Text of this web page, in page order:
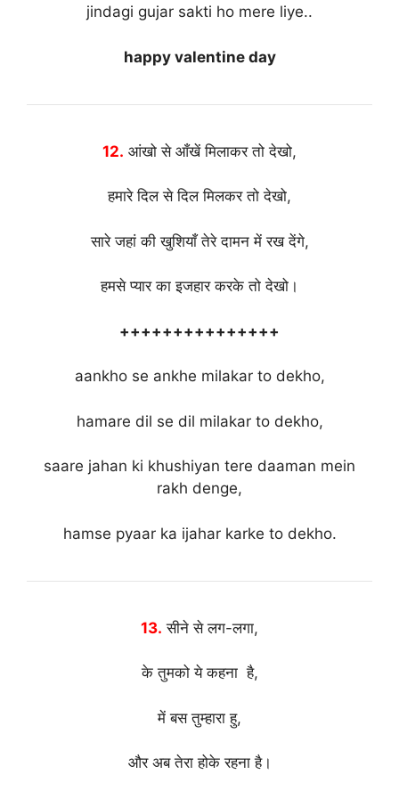
jindagi gujar sakti ho mere liye..
happy valentine day
12. आंखो से आँखें मिलाकर तो देखो,
हमारे दिल से दिल मिलकर तो देखो,
सारे जहां की खुशियाँ तेरे दामन में रख देंगे,
हमसे प्यार का इजहार करके तो देखो।
+++++++++++++++
aankho se ankhe milakar to dekho,
hamare dil se dil milakar to dekho,
saare jahan ki khushiyan tere daaman mein
rakh denge,
hamse pyaar ka ijahar karke to dekho.
13. सीने से लग-लगा,
के तुमको ये कहना है,
में बस तुम्हारा हु,
और अब तेरा होके रहना है।